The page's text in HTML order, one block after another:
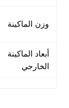
وزن الماكينة
أبعاد الماكينة
الخارجي